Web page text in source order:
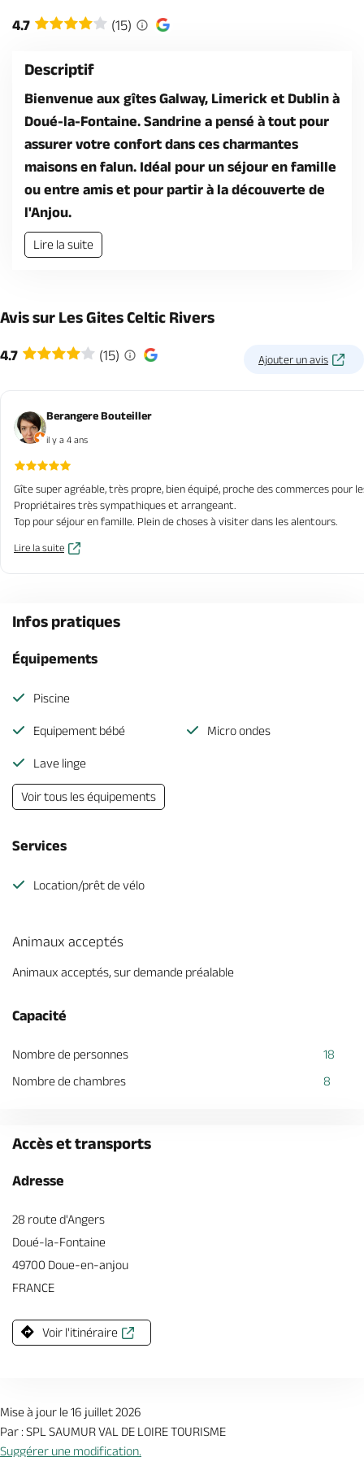
Brochures & Cartes Offices de tourisme Comment venir ? Ecrivez-nous
4.7 (15)
Descriptif
Bienvenue aux gîtes Galway, Limerick et Dublin à
Doué-la-Fontaine. Sandrine a pensé à tout pour
assurer votre confort dans ces charmantes
maisons en falun. Idéal pour un séjour en famille
ou entre amis et pour partir à la découverte de
l'Anjou.
Lire la suite
Avis sur Les Gites Celtic Rivers
4.7 (15) Ajouter un avis
Berangere Bouteiller
il y a 4 ans
Gîte super agréable, très propre, bien équipé, proche des commerces pour
Propriétaires très sympathiques et arrangeant.
Top pour séjour en famille. Plein de choses à visiter dans les alentours.
Lire la suite
Infos pratiques
Équipements
Piscine
Equipement bébé Micro ondes
Lave linge
Voir tous les équipements
Services
Location/prêt de vélo
Animaux acceptés
Animaux acceptés, sur demande préalable
Capacité
Nombre de personnes
18
Nombre de chambres
8
Accès et transports
Adresse
28 route d'Angers
Doué-la-Fontaine
49700 Doue-en-anjou
FRANCE
Voir l'itinéraire
Mise à jour le 16 juillet 2026
Par : SPL SAUMUR VAL DE LOIRE TOURISME
Suggérer une modification.